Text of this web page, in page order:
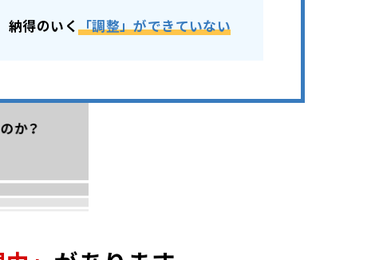
納得のいく「調整」ができていない